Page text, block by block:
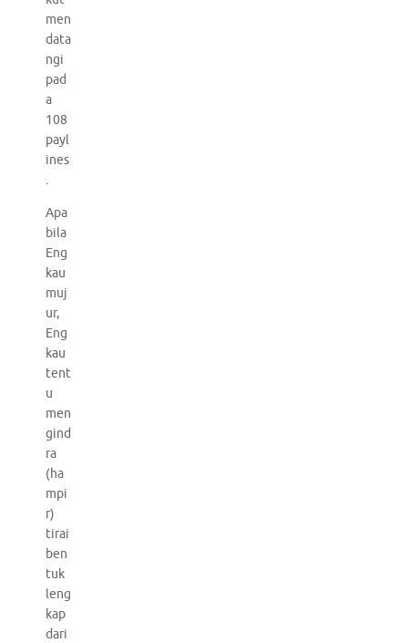
men
data
ngi
pad
a
108
payl
ines
.
Apa
bila
Eng
kau
muj
ur,
Eng
kau
tent
u
men
gind
ra
(ha
mpi
r)
tirai
ben
tuk
leng
kap
dari